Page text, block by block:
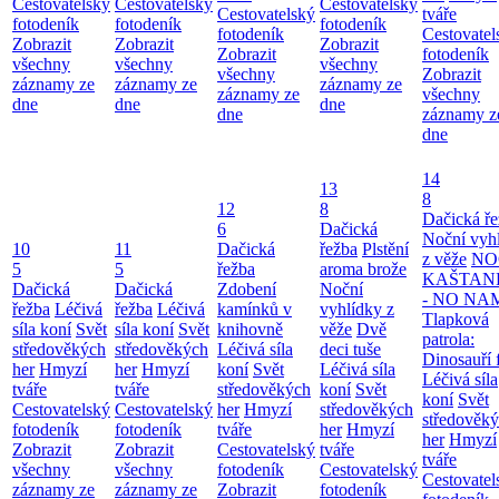
Cestovatelský
fotodeník
Zobrazit
všechny
záznamy ze
dne
Cestovatelský
fotodeník
Zobrazit
všechny
záznamy ze
dne
Cestovatelský
fotodeník
Zobrazit
všechny
záznamy ze
dne
Cestovatelský
fotodeník
Zobrazit
všechny
záznamy ze
dne
tváře
fotodeník
Zobrazit
všechny
záznamy
dne
10
5
Dačická
řežba Léčivá
síla koní Svět
středověkých
her Hmyzí
tváře
Cestovatelský
fotodeník
Zobrazit
všechny
záznamy ze
11
5
Dačická
řežba Léčivá
síla koní Svět
středověkých
her Hmyzí
tváře
Cestovatelský
fotodeník
Zobrazit
všechny
záznamy ze
12
6
Dačická
řežba
Zdobení
kamínků v
knihovně
Léčivá síla
koní Svět
středověkých
her Hmyzí
tváře
Cestovatelský
fotodeník
Zobrazit
13
8
Dačická
řežba Plstění
aroma brože
Noční
vyhlídky z
věže Dvě
deci tuše
Léčivá síla
koní Svět
středověkých
her Hmyzí
tváře
Cestovatelský
fotodeník
14
8
Dačická
Noční
z věže
- NO
Tlapková
patrola:
Dinosauří
Léčivá síla
koní Svět
her Hmyzí
tváře